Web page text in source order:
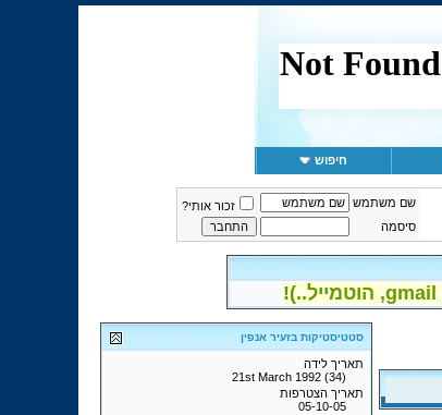
חיפוש
שם משתמש
זכור אותי?
סיסמה
סטטיסטיקות בזעיר אנפין
תאריך לידה
21st March 1992 (34)
תאריך הצטרפות
05-10-05